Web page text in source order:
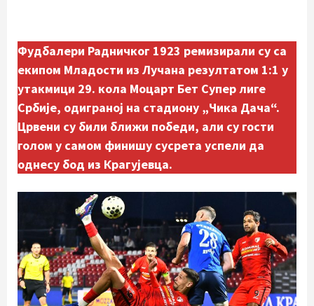
Фудбалери Радничког 1923 ремизирали су са
екипом Младости из Лучана резултатом 1:1 у
утакмици 29. кола Моцарт Бет Супер лиге
Србије, одиграној на стадиону „Чика Дача“.
Црвени су били ближи победи, али су гости
голом у самом финишу сусрета успели да
однесу бод из Крагујевца.